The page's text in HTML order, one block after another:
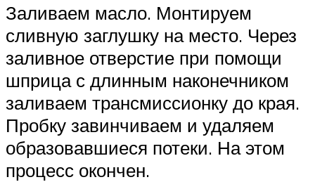
Заливаем масло. Монтируем
сливную заглушку на место. Через
заливное отверстие при помощи
шприца с длинным наконечником
заливаем трансмиссионку до края.
Пробку завинчиваем и удаляем
образовавшиеся потеки. На этом
процесс окончен.